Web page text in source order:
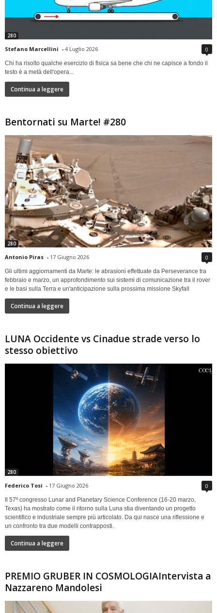
280
Stefano Marcellini - 4 Luglio 2026 0
Chi ha risolto qualche esercizio di fisica sa bene che chi ne capisce a fondo il
testo è a metà dell'opera...
Continua a leggere
Bentornati su Marte! #280
280
Antonio Piras - 17 Giugno 2026 0
Gli ultimi aggiornamenti da Marte: le abrasioni effettuate da Perseverance tra
febbraio e marzo, un approfondimento sui sistemi di comunicazione tra il rover
e le basi sulla Terra e un'anticipazione sulla prossima missione Skyfall
Continua a leggere
LUNA Occidente vs Cinadue strade verso lo
stesso obiettivo
280
Federico Tosi - 17 Giugno 2026 0
Il 57º congresso Lunar and Planetary Science Conference (16-20 marzo,
Texas) ha mostrato come il ritorno sulla Luna stia diventando un progetto
scientifico e industriale sempre più articolato. Da qui nasce una riflessione e
un confronto tra due modelli contrapposti.
Continua a leggere
PREMIO GRUBER IN COSMOLOGIAIntervista a
Nazzareno Mandolesi